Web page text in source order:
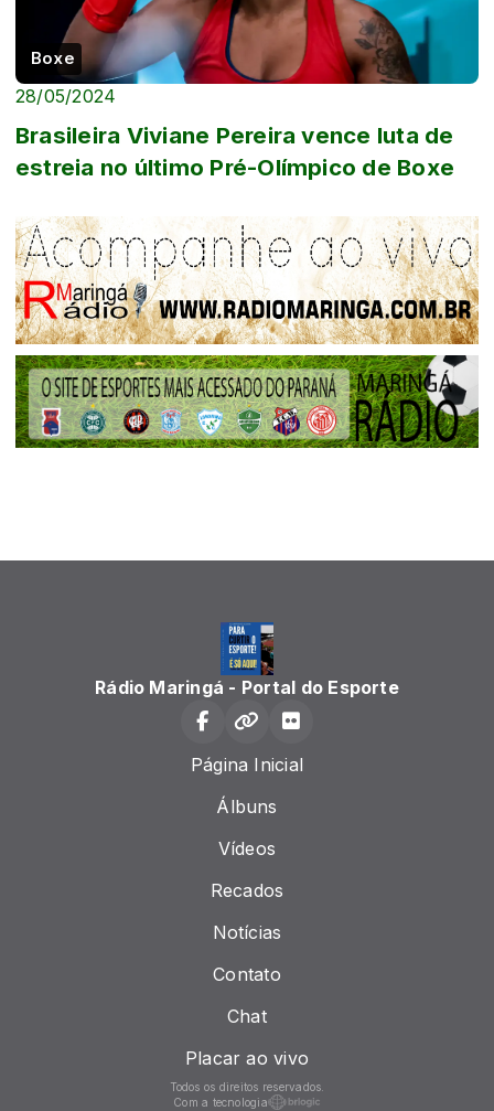
Boxe
28/05/2024
Brasileira Viviane Pereira vence luta de
estreia no último Pré-Olímpico de Boxe
Rádio Maringá - Portal do Esporte
Página Inicial
Álbuns
Vídeos
Recados
Notícias
Contato
Chat
Placar ao vivo
Todos os direitos reservados.
Com a tecnologia